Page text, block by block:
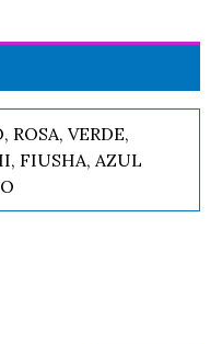
ROSA, VERDE,
FIUSHA, AZUL